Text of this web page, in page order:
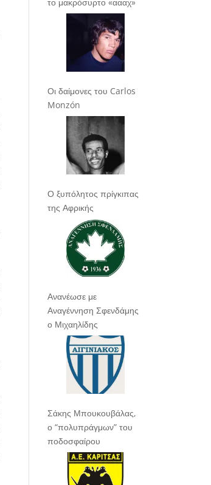
Οι δαίμονες του Carlos
Monzón
Ο ξυπόλητος πρίγκιπας
της Αφρικής
Ανανέωσε με
Αναγέννηση Σφενδάμης
ο Μιχαηλίδης
Σάκης Μπουκουβάλας,
ο “πολυπράγμων” του
ποδοσφαίρου